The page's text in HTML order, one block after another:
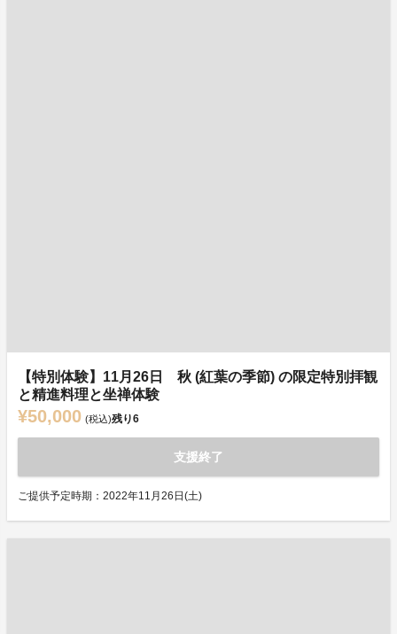
【特別体験】11月26日 秋 (紅葉の季節) の限定特別拝観
と精進料理と坐禅体験
¥50,000 (税込)残り6
支援終了
ご提供予定時期：2022年11月26日(土)